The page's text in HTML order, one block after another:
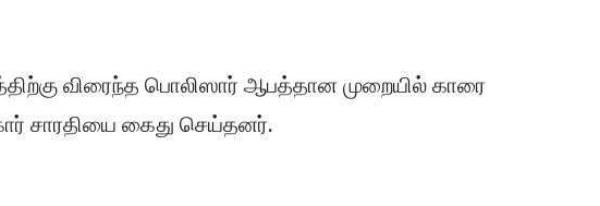
விரைந்த பொலிஸார் ஆபத்தான முறையில் காரை
சாரதியை கைது செய்தனர்.